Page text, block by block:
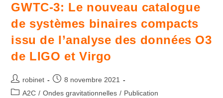
GWTC-3: Le nouveau catalogue
de systèmes binaires compacts
issu de l’analyse des données O3
de LIGO et Virgo
robinet
8 novembre 2021
A2C / Ondes gravitationnelles / Publication